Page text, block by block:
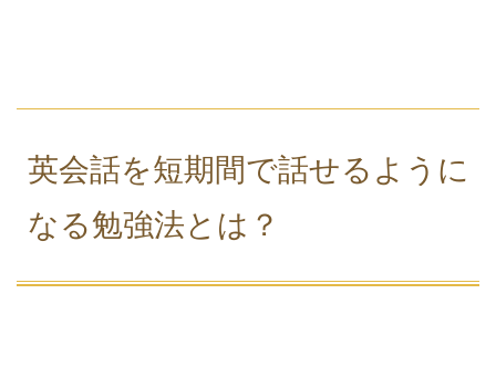
英会話を短期間で話せるように
なる勉強法とは？